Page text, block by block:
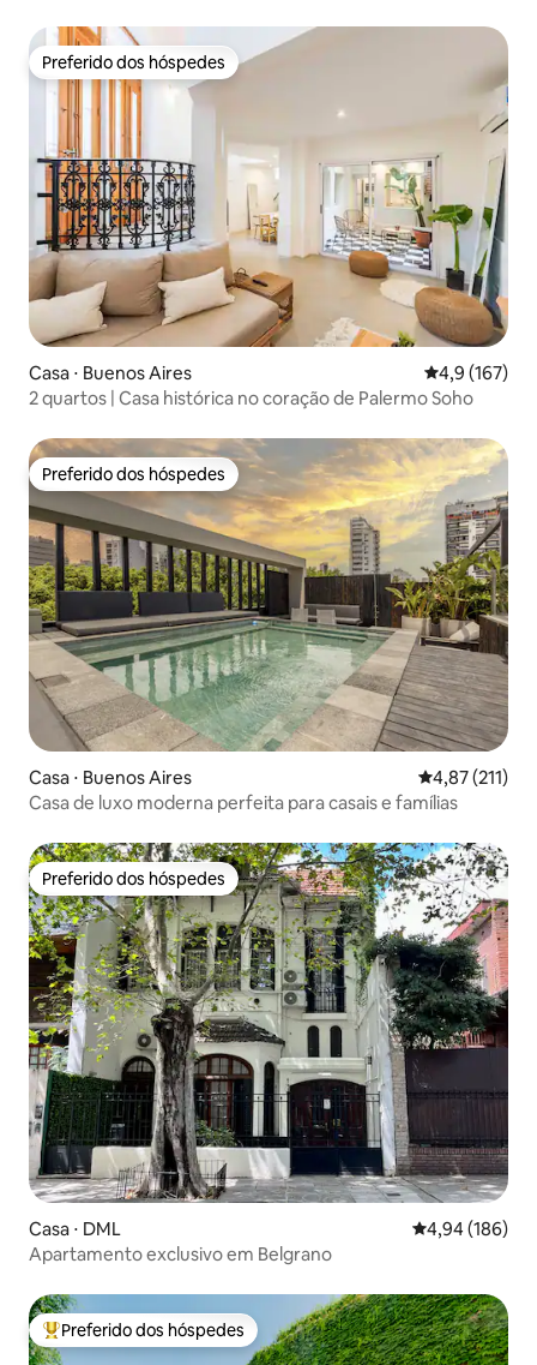
Preferido dos hóspedes
Preferido dos hóspedes
Casa ⋅ Buenos Aires 4,9 de uma
4,9 (167)
2 quartos | Casa histórica no coração de Palermo Soho
Preferido dos hóspedes
Preferido dos hóspedes
Casa ⋅ Buenos Aires 4,87 de uma
4,87 (211)
Casa de luxo moderna perfeita para casais e famílias
Preferido dos hóspedes
Preferido dos hóspedes
Casa ⋅ DML 4,94 de uma
4,94 (186)
Apartamento exclusivo em Belgrano
Entre os melhores preferidos dos hóspedes
Preferido dos hóspedes